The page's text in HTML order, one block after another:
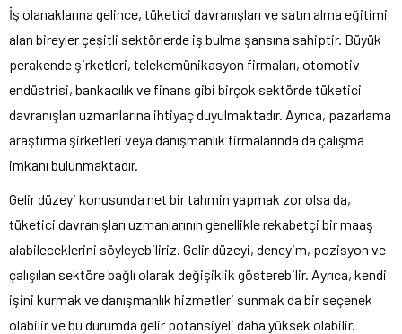
İş olanaklarına gelince, tüketici davranışları ve satın alma eğitimi
alan bireyler çeşitli sektörlerde iş bulma şansına sahiptir. Büyük
perakende şirketleri, telekomünikasyon firmaları, otomotiv
endüstrisi, bankacılık ve finans gibi birçok sektörde tüketici
davranışları uzmanlarına ihtiyaç duyulmaktadır. Ayrıca, pazarlama
araştırma şirketleri veya danışmanlık firmalarında da çalışma
imkanı bulunmaktadır.
Gelir düzeyi konusunda net bir tahmin yapmak zor olsa da,
tüketici davranışları uzmanlarının genellikle rekabetçi bir maaş
alabileceklerini söyleyebiliriz. Gelir düzeyi, deneyim, pozisyon ve
çalışılan sektöre bağlı olarak değişiklik gösterebilir. Ayrıca, kendi
işini kurmak ve danışmanlık hizmetleri sunmak da bir seçenek
olabilir ve bu durumda gelir potansiyeli daha yüksek olabilir.